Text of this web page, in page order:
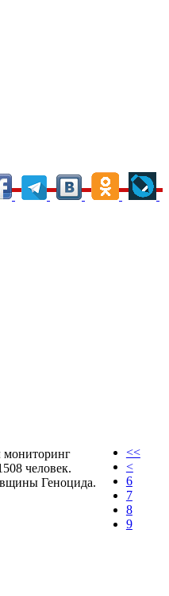
мониторинг
человек.
Геноцида.
<<
<
6
7
8
9